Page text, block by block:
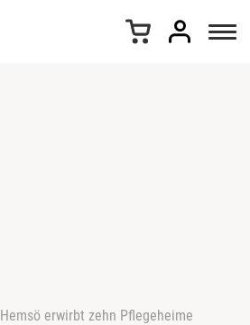
Hemsö erwirbt zehn Pflegeheime